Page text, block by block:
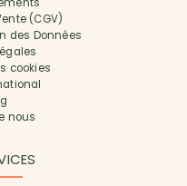
(CGV)
des Données
cookies
nous